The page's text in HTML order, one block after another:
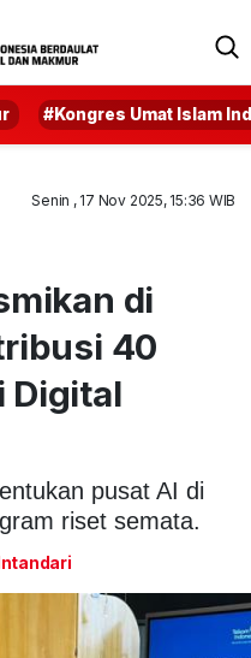
#Kongres Umat Islam
Senin , 17 Nov 2025, 15:36 WIB
di
40
Digital
pusat AI di
riset semata.